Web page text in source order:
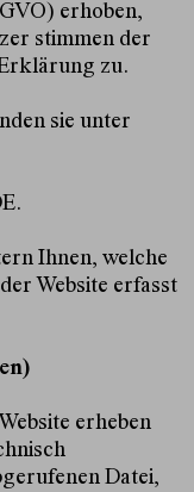
erhoben,
stimmen der
zu.
sie unter
.
Ihnen, welche
Website erfasst
erheben
Datei,